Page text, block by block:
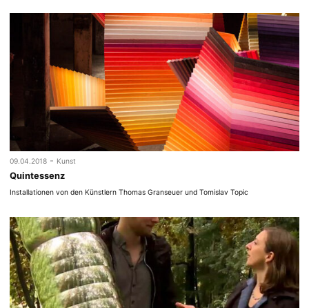
09.04.2018 - Kunst
Quintessenz
Installationen von den Künstlern Thomas Granseuer und Tomislav Topic